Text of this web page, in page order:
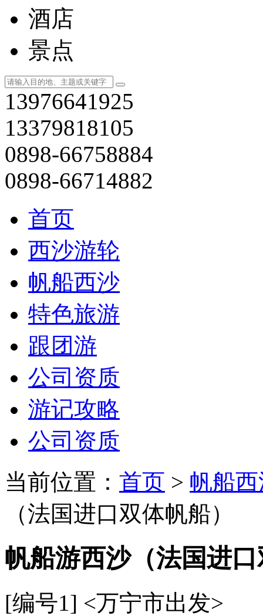
酒店
景点
13976641925
13379818105
0898-66758884
0898-66714882
首页
西沙游轮
帆船西沙
特色旅游
跟团游
公司资质
游记攻略
公司资质
当前位置： 首页 > 帆船
（法国进口双体帆船）
帆船游西沙（法国进
[编号1] <万宁市出发>